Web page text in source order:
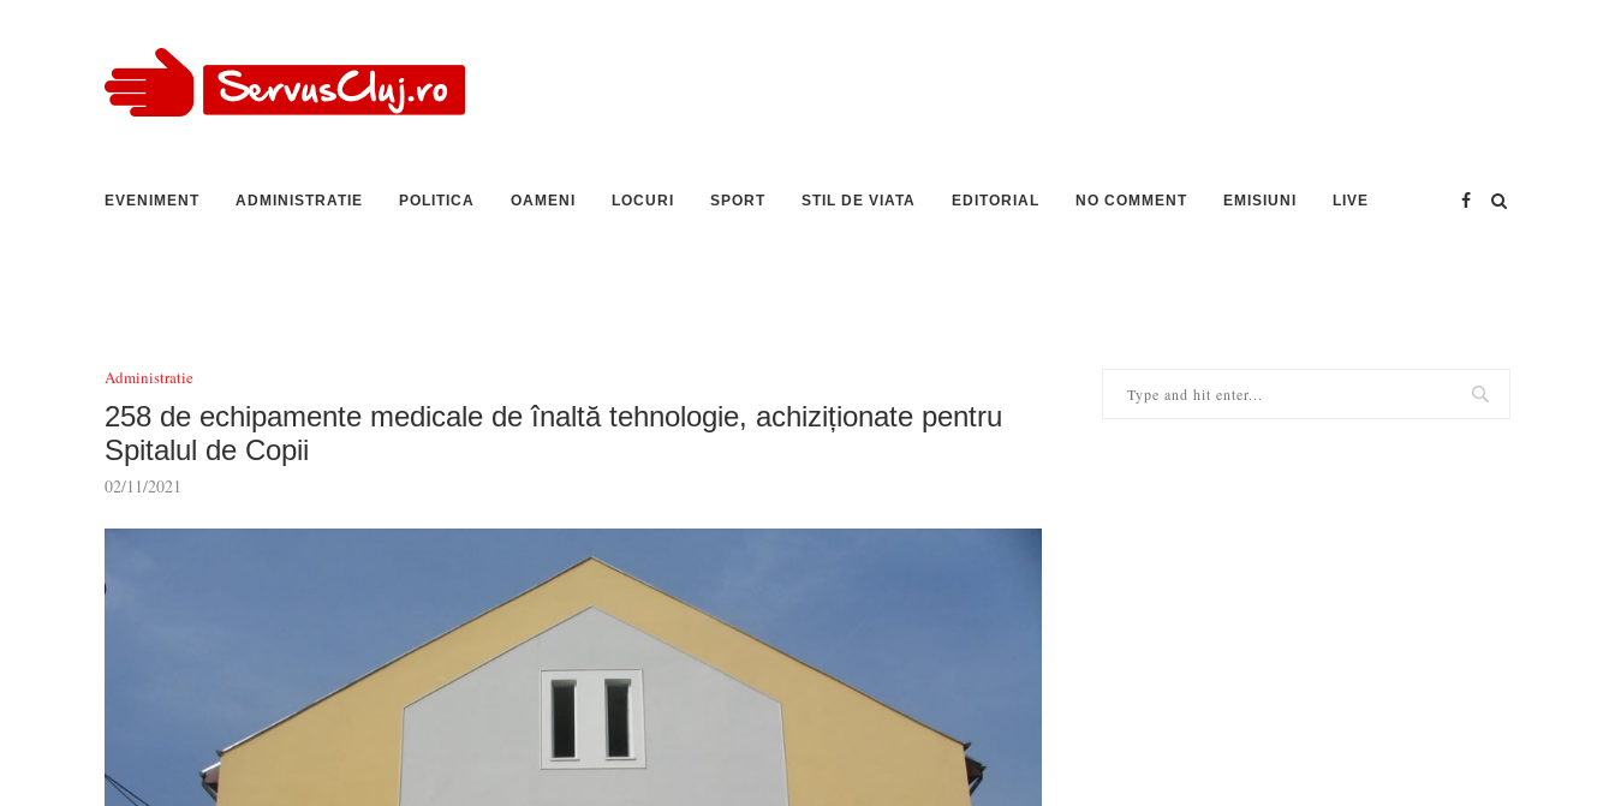
EVENIMENT ADMINISTRATIE POLITICA OAMENI LOCURI SPORT STIL DE VIATA EDITORIAL NO COMMENT EMISIUNI LIVE
Administratie
258 de echipamente medicale de înaltă tehnologie, achiziționate pentru
Spitalul de Copii
02/11/2021